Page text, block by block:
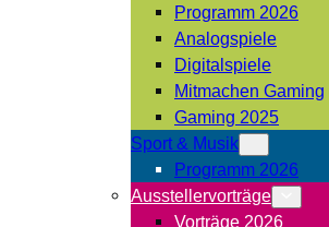
Programm 2026
Analogspiele
Digitalspiele
Mitmachen Gaming
Gaming 2025
Sport & Musik
Programm 2026
Ausstellervorträge
Vorträge 2026